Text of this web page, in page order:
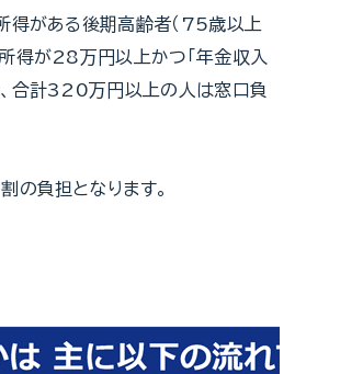
がある後期高齢者（75歳以上
得が28万円以上かつ「年金収入
合計320万円以上の人は窓口負
の負担となります。